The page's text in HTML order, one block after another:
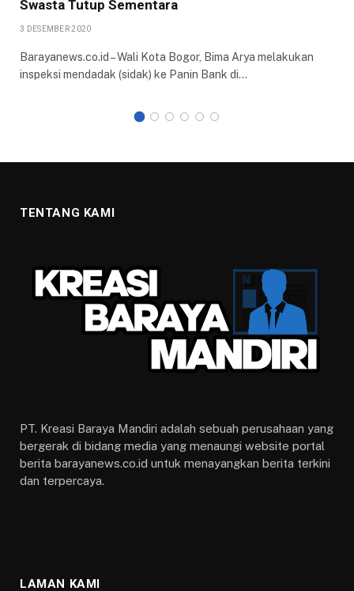
Swasta Tutup Sementara
3 DESEMBER 2020
Barayanews.co.id – Wali Kota Bogor, Bima Arya melakukan
inspeksi mendadak (sidak) ke Panin Bank di…
TENTANG KAMI
PT. Kreasi Baraya Mandiri adalah sebuah perusahaan yang
bergerak di bidang media yang menaungi website portal
berita barayanews.co.id untuk menayangkan berita terkini
dan terpercaya.
LAMAN KAMI